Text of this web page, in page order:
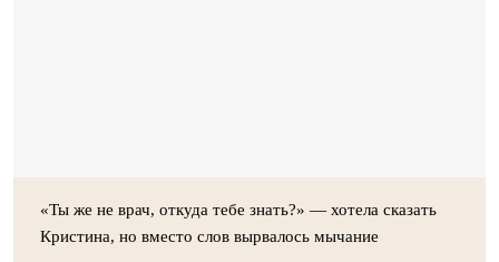
«Ты же не врач, откуда тебе знать?» — хотела сказать
Кристина, но вместо слов вырвалось мычание